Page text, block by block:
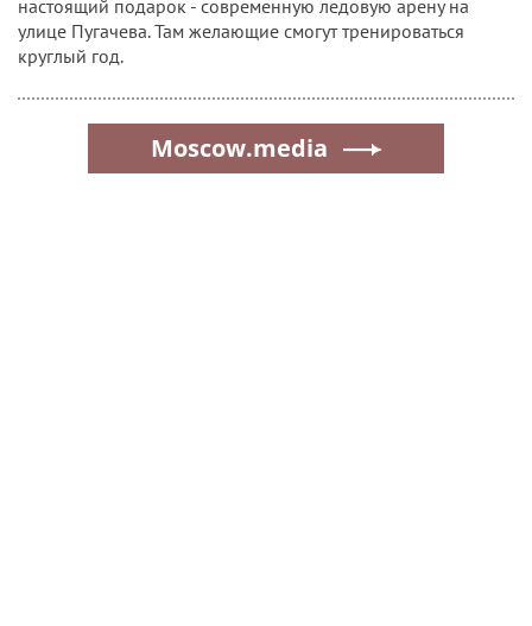
настоящий подарок - современную ледовую арену на
улице Пугачева. Там желающие смогут тренироваться
круглый год.
Moscow.media